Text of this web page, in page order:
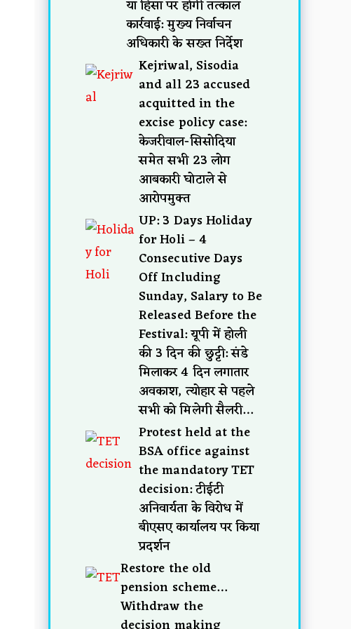
या हिंसा पर होगी तत्काल
कार्रवाई: मुख्य निर्वाचन
अधिकारी के सख्त निर्देश
Kejriwal, Sisodia
and all 23 accused
acquitted in the
excise policy case:
केजरीवाल-सिसोदिया
समेत सभी 23 लोग
आबकारी घोटाले से
आरोपमुक्त
UP: 3 Days Holiday
for Holi – 4
Consecutive Days
Off Including
Sunday, Salary to Be
Released Before the
Festival: यूपी में होली
की 3 दिन की छुट्टी: संडे
मिलाकर 4 दिन लगातार
अवकाश, त्योहार से पहले
सभी को मिलेगी सैलरी…
Protest held at the
BSA office against
the mandatory TET
decision: टीईटी
अनिवार्यता के विरोध में
बीएसए कार्यालय पर किया
प्रदर्शन
Restore the old
pension scheme…
Withdraw the